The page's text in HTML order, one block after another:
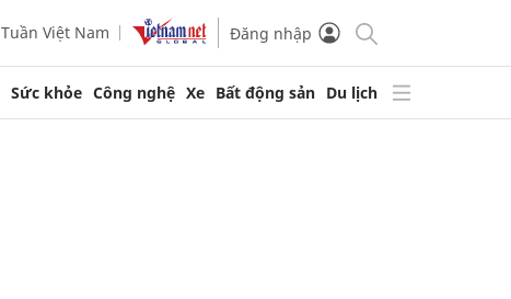
Tuần Việt Nam Đăng nhập
Sức khỏe Công nghệ Xe Bất động sản Du lịch